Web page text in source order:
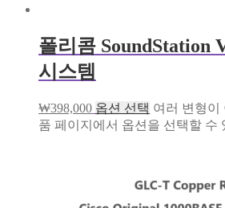
폴리콤 SoundStation
시스템
₩398,000 옵션 선택 여러 변형이
품 페이지에서 옵션을 선택할 수